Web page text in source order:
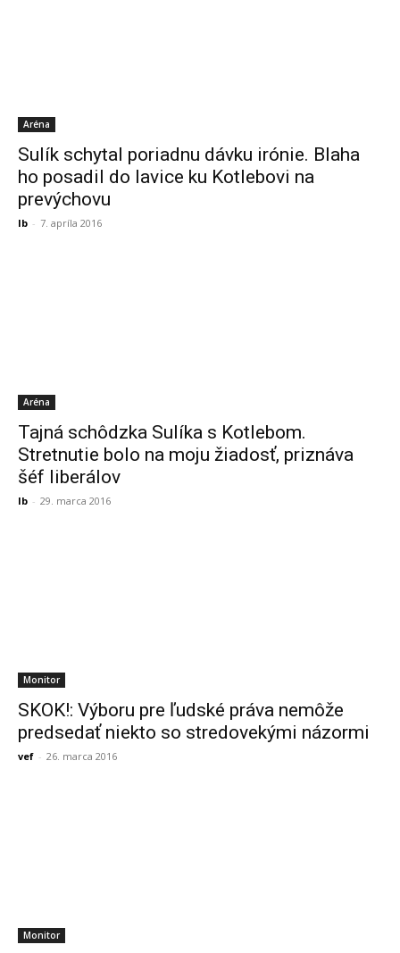
Aréna
Sulík schytal poriadnu dávku irónie. Blaha
ho posadil do lavice ku Kotlebovi na
prevýchovu
lb - 7. apríla 2016
Aréna
Tajná schôdzka Sulíka s Kotlebom.
Stretnutie bolo na moju žiadosť, priznáva
šéf liberálov
lb - 29. marca 2016
Monitor
SKOK!: Výboru pre ľudské práva nemôže
predsedať niekto so stredovekými názormi
vef - 26. marca 2016
Monitor